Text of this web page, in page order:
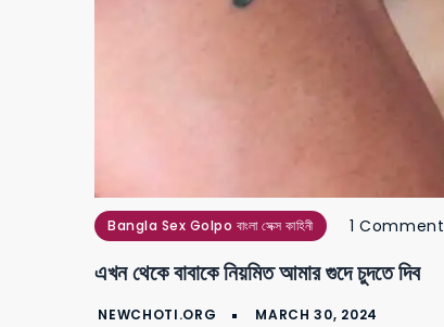
Bangla Sex Golpo বাংলা সেক্স কাহিনী 1 Comment
এখন থেকে বাবাকে নিয়মিত আমার গুদে চুদতে দিব